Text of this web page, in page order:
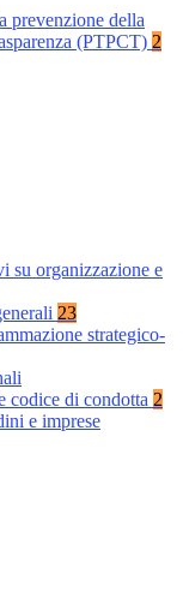
prevenzione della
(PTPCT) 2
su organizzazione e
23
strategico-
codice di condotta 2
e imprese